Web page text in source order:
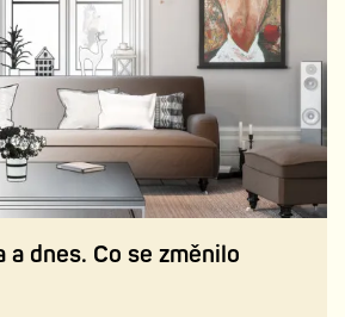
a dnes. Co se změnilo